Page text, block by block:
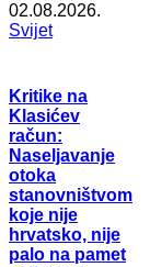
02.08.2026.
Svijet
Kritike na
Klasićev
račun:
Naseljavanje
otoka
stanovništvom
koje nije
hrvatsko, nije
palo na pamet